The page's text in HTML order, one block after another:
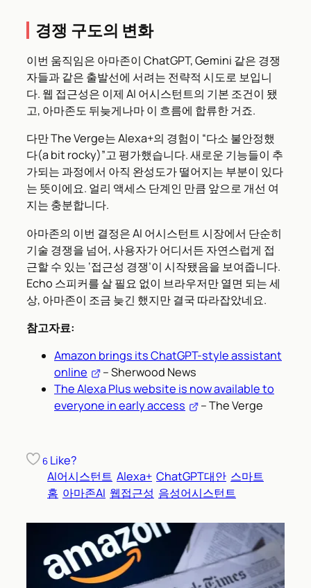
경쟁 구도의 변화
이번 움직임은 아마존이 ChatGPT, Gemini 같은 경쟁
자들과 같은 출발선에 서려는 전략적 시도로 보입니
다. 웹 접근성은 이제 AI 어시스턴트의 기본 조건이 됐
고, 아마존도 뒤늦게나마 이 흐름에 합류한 거죠.
다만 The Verge는 Alexa+의 경험이 “다소 불안정했
다(a bit rocky)”고 평가했습니다. 새로운 기능들이 추
가되는 과정에서 아직 완성도가 떨어지는 부분이 있다
는 뜻이에요. 얼리 액세스 단계인 만큼 앞으로 개선 여
지는 충분합니다.
아마존의 이번 결정은 AI 어시스턴트 시장에서 단순히
기술 경쟁을 넘어, 사용자가 어디서든 자연스럽게 접
근할 수 있는 ‘접근성 경쟁’이 시작됐음을 보여줍니다.
Echo 스피커를 살 필요 없이 브라우저만 열면 되는 세
상, 아마존이 조금 늦긴 했지만 결국 따라잡았네요.
참고자료:
Amazon brings its ChatGPT-style assistant
online
– Sherwood News
The Alexa Plus website is now available to
everyone in early access
– The Verge
6 Like?
AI어시스턴트 Alexa+ ChatGPT대안 스마트
홈 아마존AI 웹접근성 음성어시스턴트